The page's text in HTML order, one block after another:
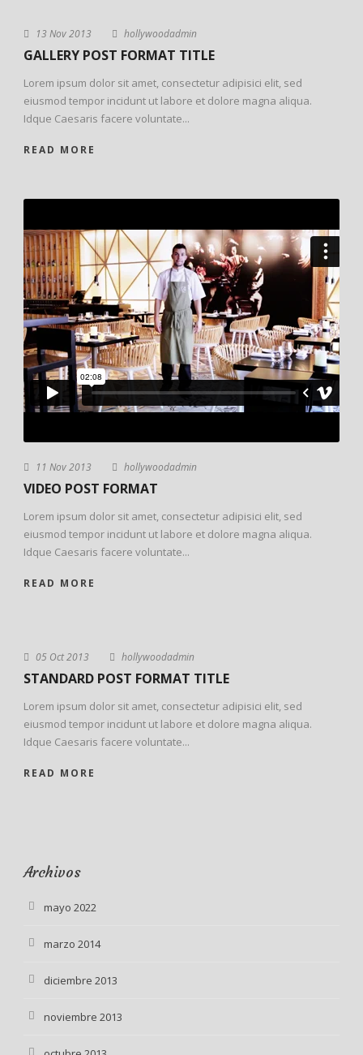
13 Nov 2013 hollywoodadmin
GALLERY POST FORMAT TITLE
Lorem ipsum dolor sit amet, consectetur adipisici elit, sed
eiusmod tempor incidunt ut labore et dolore magna aliqua.
Idque Caesaris facere voluntate...
READ MORE
11 Nov 2013 hollywoodadmin
VIDEO POST FORMAT
Lorem ipsum dolor sit amet, consectetur adipisici elit, sed
eiusmod tempor incidunt ut labore et dolore magna aliqua.
Idque Caesaris facere voluntate...
READ MORE
05 Oct 2013 hollywoodadmin
STANDARD POST FORMAT TITLE
Lorem ipsum dolor sit amet, consectetur adipisici elit, sed
eiusmod tempor incidunt ut labore et dolore magna aliqua.
Idque Caesaris facere voluntate...
READ MORE
Archivos
mayo 2022
marzo 2014
diciembre 2013
noviembre 2013